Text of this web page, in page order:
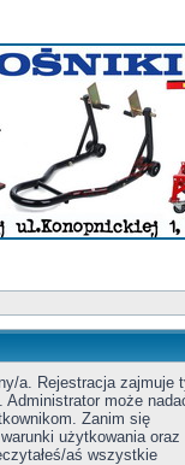
a. Rejestracja zajmuje
może
Zanim się
użytkowania oraz
aś wszystkie